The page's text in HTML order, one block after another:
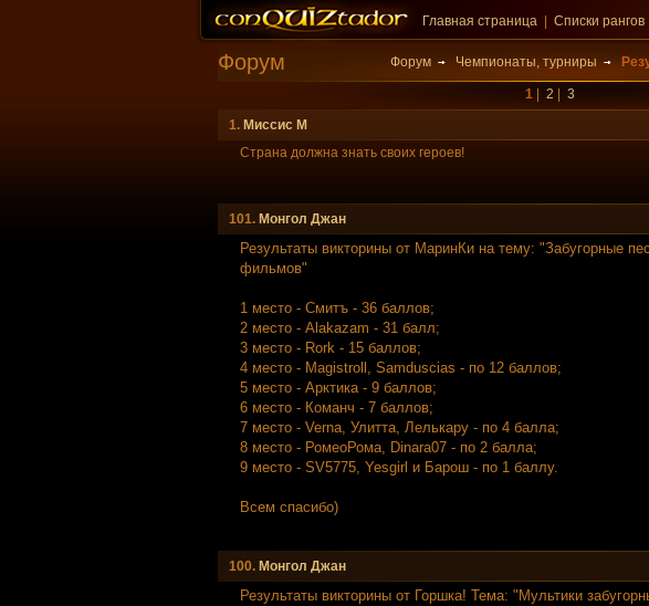
Главная страница Списки рангов
Форум Форум Чемпионаты, турниры
1| 2
3
1. Миссис М
Страна должна знать своих героев!
101. Mонгол Джан
Результаты викторины от МаринКи на тему: "Забугорные
фильмов"
1 место - Смитъ - 36 баллов;
2 место - Alakazam - 31 балл;
3 место - Rork - 15 баллов;
4 место - Magistroll, Samduscias - по 12 баллов;
5 место - Арктика - 9 баллов;
6 место - Команч - 7 баллов;
7 место - Verna, Улитта, Лелькару - по 4 балла;
8 место - РомеоРома, Dinara07 - по 2 балла;
9 место - SV5775, Yesgirl и Барош - по 1 баллу.
Всем спасибо)
100. Mонгол Джан
Результаты викторины от Горшка! Тема: "Мультики